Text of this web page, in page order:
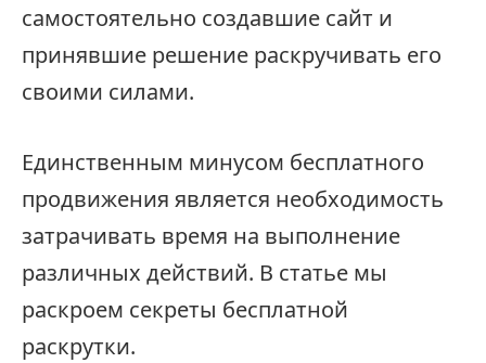
самостоятельно создавшие сайт и
принявшие решение раскручивать его
своими силами.
Единственным минусом бесплатного
продвижения является необходимость
затрачивать время на выполнение
различных действий. В статье мы
раскроем секреты бесплатной
раскрутки.